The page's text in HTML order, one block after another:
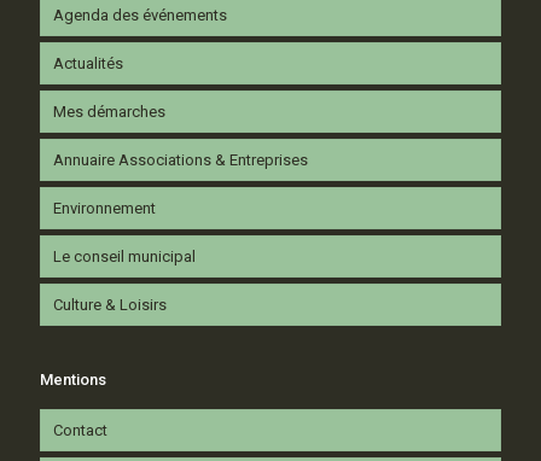
Agenda des événements
Actualités
Mes démarches
Annuaire Associations & Entreprises
Environnement
Le conseil municipal
Culture & Loisirs
Mentions
Contact